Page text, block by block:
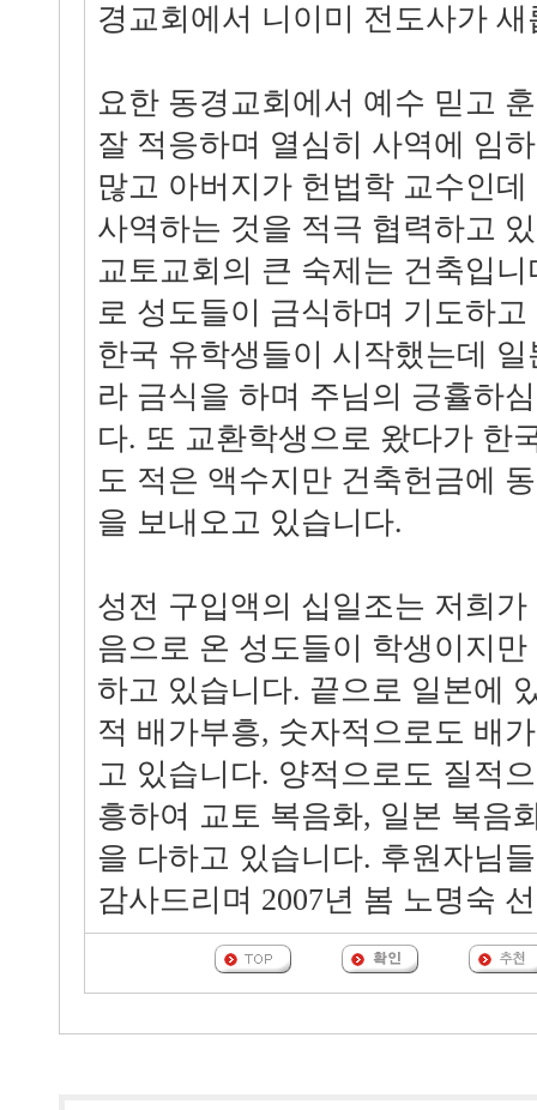
경교회에서 니이미 전도사가
요한 동경교회에서 예수 믿고
잘 적응하며 열심히 사역에 임
많고 아버지가 헌법학 교수인
사역하는 것을 적극 협력하고
교토교회의 큰 숙제는 건축입
로 성도들이 금식하며 기도하
한국 유학생들이 시작했는데
라 금식을 하며 주님의 긍휼하
다. 또 교환학생으로 왔다가 한
도 적은 액수지만 건축헌금에
을 보내오고 있습니다.
성전 구입액의 십일조는 저희
음으로 온 성도들이 학생이지
하고 있습니다. 끝으로 일본에
적 배가부흥, 숫자적으로도 배
고 있습니다. 양적으로도 질적
흥하여 교토 복음화, 일본 복음
을 다하고 있습니다. 후원자님
감사드리며 2007년 봄 노명숙